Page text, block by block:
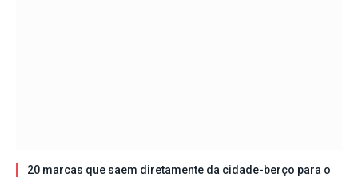
20 marcas que saem diretamente da cidade-berço para o